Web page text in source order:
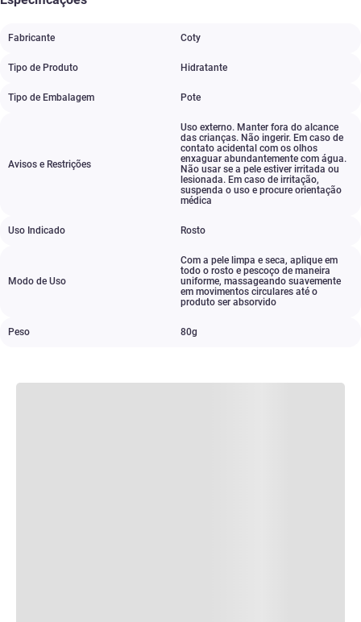
Fabricante Coty
Tipo de Produto Hidratante
Tipo de Embalagem Pote
Avisos e Restrições
Uso externo. Manter fora do alcance
das crianças. Não ingerir. Em caso de
contato acidental com os olhos
enxaguar abundantemente com água.
Não usar se a pele estiver irritada ou
lesionada. Em caso de irritação,
suspenda o uso e procure orientação
médica
Uso Indicado Rosto
Modo de Uso
Com a pele limpa e seca, aplique em
todo o rosto e pescoço de maneira
uniforme, massageando suavemente
em movimentos circulares até o
produto ser absorvido
Peso 80g